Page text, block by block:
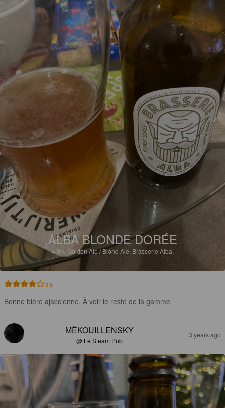
ALBA BLONDE DORÉE
4.9% Golden Ale / Blond Ale. Brasserie Alba.
3.8
Bonne bière ajaccienne. À voir le reste de la gamme
MËKOUILLENSKY
@ Le Steam Pub
3 years ago